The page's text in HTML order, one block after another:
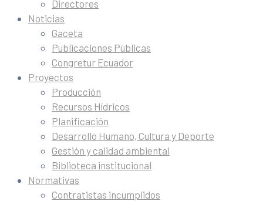
Directores
Noticias
Gaceta
Publicaciones Públicas
Congretur Ecuador
Proyectos
Producción
Recursos Hídricos
Planificación
Desarrollo Humano, Cultura y Deporte
Gestión y calidad ambiental
Biblioteca institucional
Normativas
Contratistas incumplidos